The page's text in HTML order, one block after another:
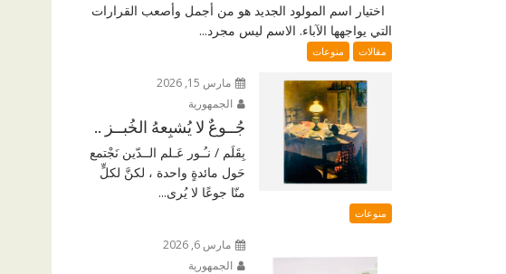
اختيار اسم المولود الجديد هو من أجمل وأصعب القرارات
التي يواجهها الآباء. الاسم ليس مجرد...
مقالات منوعات
مارس 15, 2026
الجمهورية
جُــوعٌ لا يُشبِعهُ الخُبــز ..
بِقَلَم / نـُـور عَـلم الــدّين نَجْتمع
حَول مائدةٍ واحدة ، لكنَّ لكلٍّ
منّا جوعًا لا يُرى...
منوعات
مارس 6, 2026
الجمهورية